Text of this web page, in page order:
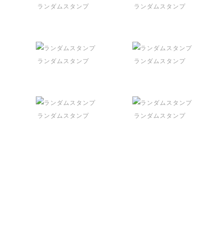
ランダムスタンプ ランダムスタンプ
ランダムスタンプ ランダムスタンプ
ランダムスタンプ ランダムスタンプ